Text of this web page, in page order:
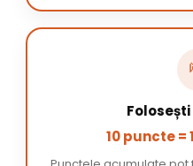
10 puncte =